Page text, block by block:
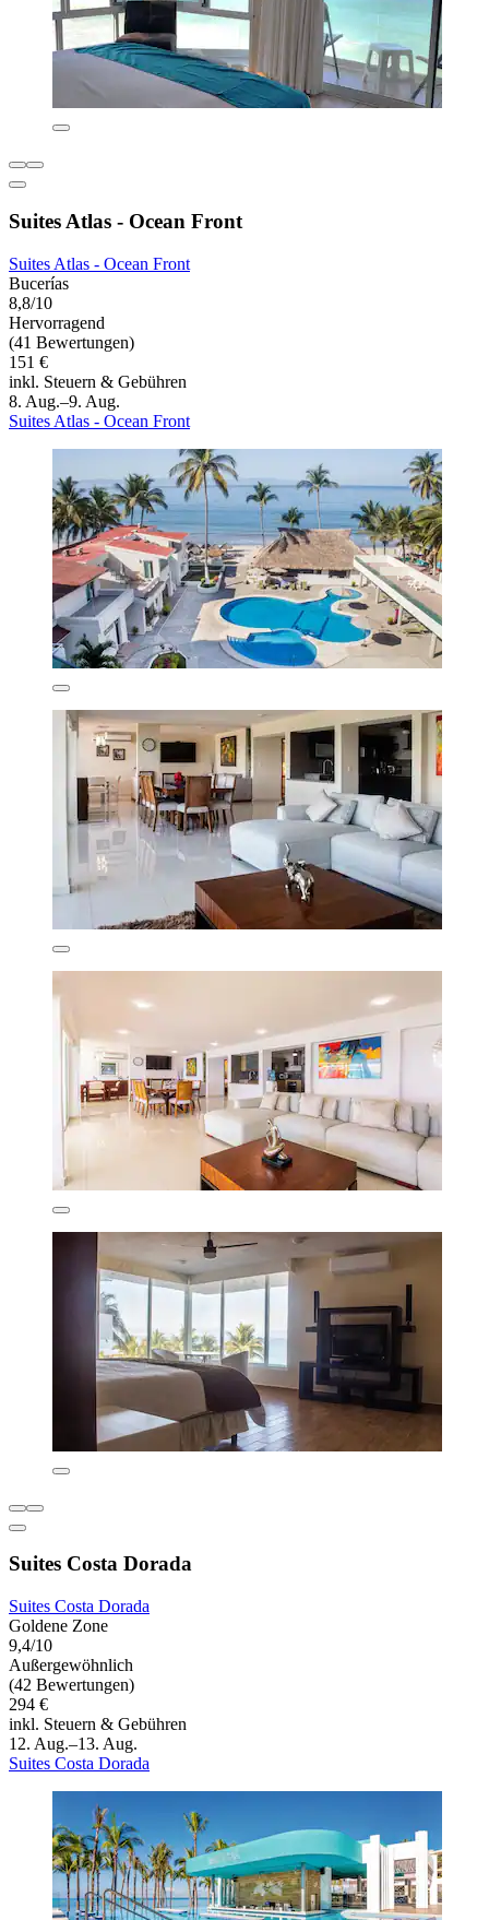
Suites Atlas - Ocean Front
Suites Atlas - Ocean Front
Bucerías
8,8/10
Hervorragend
(41 Bewertungen)
151 €
inkl. Steuern & Gebühren
8. Aug.–9. Aug.
Suites Atlas - Ocean Front
Suites Costa Dorada
Suites Costa Dorada
Goldene Zone
9,4/10
Außergewöhnlich
(42 Bewertungen)
294 €
inkl. Steuern & Gebühren
12. Aug.–13. Aug.
Suites Costa Dorada